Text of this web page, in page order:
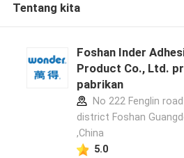
Tentang kita
Foshan Inder
Product Co., Ltd.
pabrikan
No 222 Fenglin
district Foshan
,China
5.0